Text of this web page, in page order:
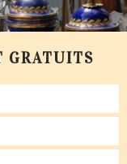
GRATUITS